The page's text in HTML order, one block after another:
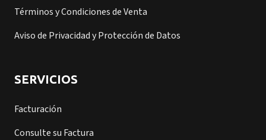
Términos y Condiciones de Venta
Aviso de Privacidad y Protección de Datos
SERVICIOS
Facturación
Consulte su Factura